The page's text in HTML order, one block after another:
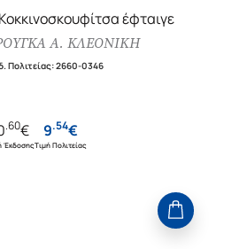
έφταιγε
Α. ΚΛΕΟΝΙΚΗ
Πολιτείας:2660-0346
.60€
Έκδοσης
9.54€
Τιμή Πολιτείας